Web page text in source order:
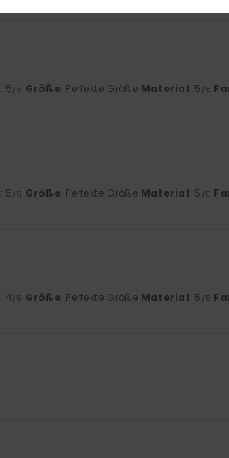
: 5/5 Größe: Perfekte Größe Material: 5 /5
: 5/5 Größe: Perfekte Größe Material: 5 /5
: 4/5 Größe: Perfekte Größe Material: 5 /5